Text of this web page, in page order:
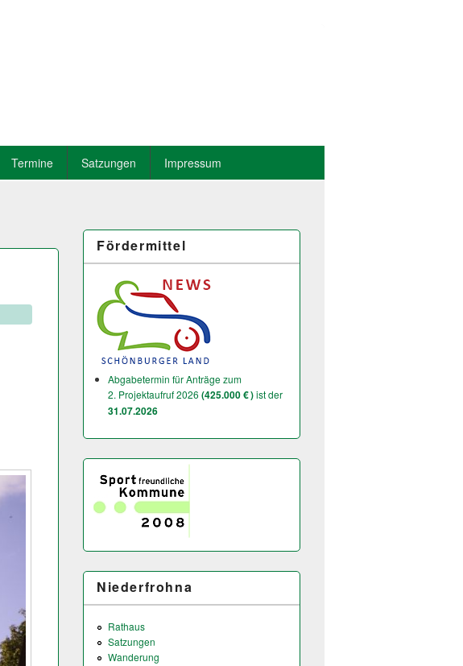
Termine Satzungen Impressum
Fördermittel
Abgabetermin für Anträge zum
2. Projektaufruf 2026 (425.000 € )ist der
31.07.2026
Niederfrohna
Rathaus
Satzungen
Wanderung